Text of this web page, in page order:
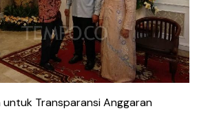
untuk Transparansi Anggaran